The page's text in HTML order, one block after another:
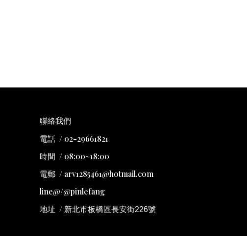
聯絡我們
電話 / 02-29661821
時間 / 08:00~18:00
電郵 / arv1285461@hotmail.com
line@/@pinlefang
地址 / 新北市板橋區長安街226號